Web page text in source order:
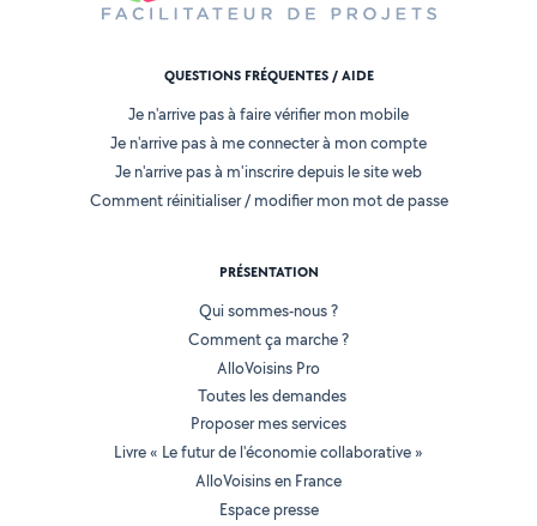
QUESTIONS FRÉQUENTES / AIDE
Je n'arrive pas à faire vérifier mon mobile
Je n'arrive pas à me connecter à mon compte
Je n'arrive pas à m'inscrire depuis le site web
Comment réinitialiser / modifier mon mot de passe
PRÉSENTATION
Qui sommes-nous ?
Comment ça marche ?
AlloVoisins Pro
Toutes les demandes
Proposer mes services
Livre « Le futur de l'économie collaborative »
AlloVoisins en France
Espace presse